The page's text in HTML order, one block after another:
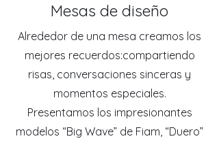
Mesas de diseño
Alrededor de una mesa creamos los
mejores recuerdos:compartiendo
risas, conversaciones sinceras y
momentos especiales.
Presentamos los impresionantes
modelos “Big Wave” de Fiam, “Duero”